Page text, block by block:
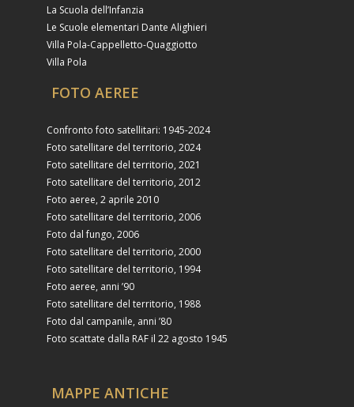
La Scuola dell’Infanzia
Le Scuole elementari Dante Alighieri
Villa Pola-Cappelletto-Quaggiotto
Villa Pola
FOTO AEREE
Confronto foto satellitari: 1945-2024
Foto satellitare del territorio, 2024
Foto satellitare del territorio, 2021
Foto satellitare del territorio, 2012
Foto aeree, 2 aprile 2010
Foto satellitare del territorio, 2006
Foto dal fungo, 2006
Foto satellitare del territorio, 2000
Foto satellitare del territorio, 1994
Foto aeree, anni ’90
Foto satellitare del territorio, 1988
Foto dal campanile, anni ’80
Foto scattate dalla RAF il 22 agosto 1945
MAPPE ANTICHE